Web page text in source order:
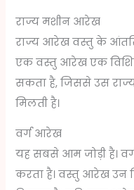
राज्य मशीन आरेख
राज्य आरेख वस्तु के
एक वस्तु आरेख एक
सकता है, जिससे उस
मिलती है।
वर्ग आरेख
यह सबसे आम जोड़ी है।
करता है। वस्तु आरेख उन